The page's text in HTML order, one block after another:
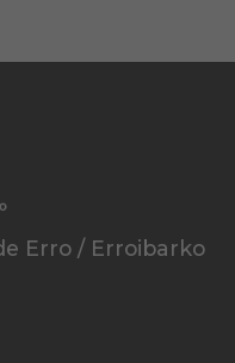
Erro / Erroibarko